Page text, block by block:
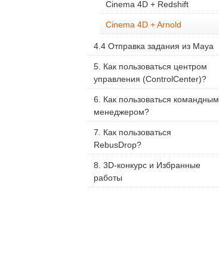
Cinema 4D + Redshift
Cinema 4D + Arnold
4.4 Отправка задания из Maya
5. Как пользоваться центром
управления (ControlCenter)?
6. Как пользоваться командным
менеджером?
7. Как пользоваться
RebusDrop?
8. 3D-конкурс и Избранные
работы